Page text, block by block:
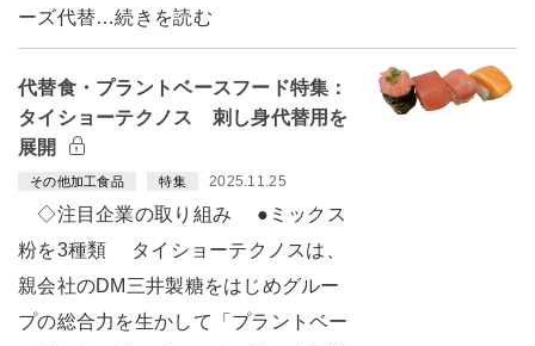
ーズ代替…続きを読む
代替食・プラントベースフード特集：
タイショーテクノス 刺し身代替用を
展開
その他加工食品 特集 2025.11.25
◇注目企業の取り組み ●ミックス
粉を3種類 タイショーテクノスは、
親会社のDM三井製糖をはじめグルー
プの総合力を生かして「プラントベー